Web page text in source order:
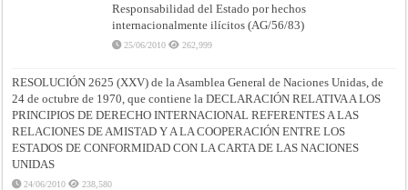
Responsabilidad del Estado por hechos
internacionalmente ilícitos (AG/56/83)
25/06/2010 262,999
RESOLUCIÓN 2625 (XXV) de la Asamblea General de Naciones Unidas, de
24 de octubre de 1970, que contiene la DECLARACIÓN RELATIVA A LOS
PRINCIPIOS DE DERECHO INTERNACIONAL REFERENTES A LAS
RELACIONES DE AMISTAD Y A LA COOPERACIÓN ENTRE LOS
ESTADOS DE CONFORMIDAD CON LA CARTA DE LAS NACIONES
UNIDAS
24/06/2010 238,580